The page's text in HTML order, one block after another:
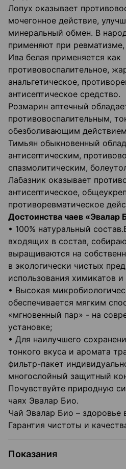
Лопух оказывает
мочегонное действие,
минеральный обмен. В
применяют при ревматизме,
Ива белая применяется как
противовоспалительное,
анальгетическое,
антисептическое средство.
Розмарин аптечный
противовоспалительным,
обезболивающим
Тимьян обыкновенный
антисептическим,
спазмолитическим,
Лабазник оказывает
антисептическое,
противоревматическое
Достоинства чаев «Эвалар
• 100% натуральный
входящих в состав,
выращиваются на
в экологически чистых
использования химикатов
• Высокая
обеспечивается мягким
«мгновенный пар» - на
установке;
• Для наилучшего
тонкого вкуса и аромата
фильтр-пакет
многослойный защитный
Почувствуйте природную
чаях Эвалар Био.
Чай Эвалар Био – здоровье
Гарантия чистоты и
Показания